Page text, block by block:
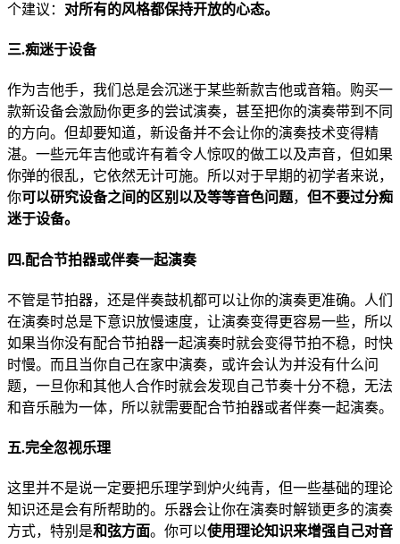
个建议： 对所有的风格都保持开放的心态。
三.痴迷于设备
作为吉他手，我们总是会沉迷于某些新款吉他或音箱。购买一
款新设备会激励你更多的尝试演奏，甚至把你的演奏带到不同
的方向。但却要知道，新设备并不会让你的演奏技术变得精
湛。一些元年吉他或许有着令人惊叹的做工以及声音，但如果
你弹的很乱，它依然无计可施。所以对于早期的初学者来说，
你可以研究设备之间的区别以及等等音色问题， 但不要过分痴
迷于设备。
四.配合节拍器或伴奏一起演奏
不管是节拍器，还是伴奏鼓机都可以让你的演奏更准确。人们
在演奏时总是下意识放慢速度，让演奏变得更容易一些，所以
如果当你没有配合节拍器一起演奏时就会变得节拍不稳，时快
时慢。而且当你自己在家中演奏，或许会认为并没有什么问
题，一旦你和其他人合作时就会发现自己节奏十分不稳，无法
和音乐融为一体，所以就需要配合节拍器或者伴奏一起演奏。
五.完全忽视乐理
这里并不是说一定要把乐理学到炉火纯青，但一些基础的理论
知识还是会有所帮助的。乐器会让你在演奏时解锁更多的演奏
方式，特别是和弦方面。你可以使用理论知识来增强自己对音